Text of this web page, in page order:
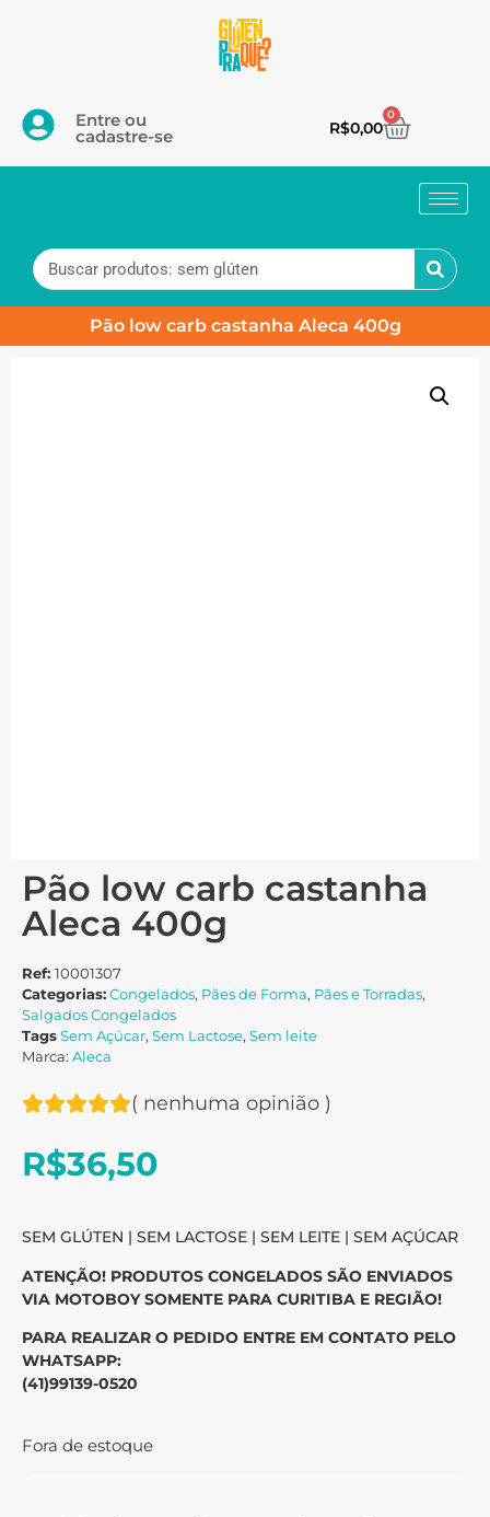
Entre ou
cadastre-se R$0,00
0
Pão low carb castanha Aleca 400g
Pão low carb castanha
Aleca 400g
Ref: 10001307
Categorias:Congelados, Pães de Forma, Pães e Torradas,
Salgados Congelados
TagsSem Açúcar, Sem Lactose, Sem leite
Marca: Aleca
( nenhuma opinião )
R$36,50
SEM GLÚTEN | SEM LACTOSE | SEM LEITE | SEM AÇÚCAR
ATENÇÃO! PRODUTOS CONGELADOS SÃO ENVIADOS
VIA MOTOBOY SOMENTE PARA CURITIBA E REGIÃO!
PARA REALIZAR O PEDIDO ENTRE EM CONTATO PELO
WHATSAPP:
(41)99139-0520
Fora de estoque